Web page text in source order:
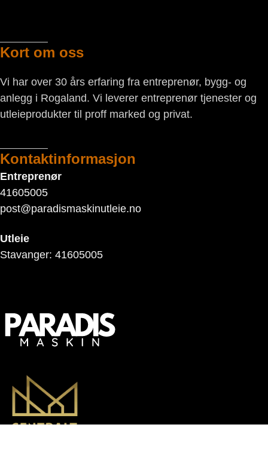
Kort om oss
Vi har over 30 års erfaring fra entreprenør, bygg- og
anlegg i Rogaland. Vi leverer entreprenør tjenester og
utleieprodukter til proff marked og privat.
Kontaktinformasjon
Entreprenør
41605005
post@paradismaskinutleie.no
Utleie
Stavanger: 41605005